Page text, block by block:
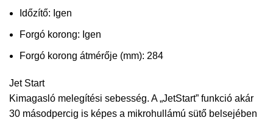
Időzítő: Igen
Forgó korong: Igen
Forgó korong átmérője (mm): 284
Jet Start
Kimagasló melegítési sebesség. A „JetStart” funkció akár
30 másodpercig is képes a mikrohullámú sütő belsejében